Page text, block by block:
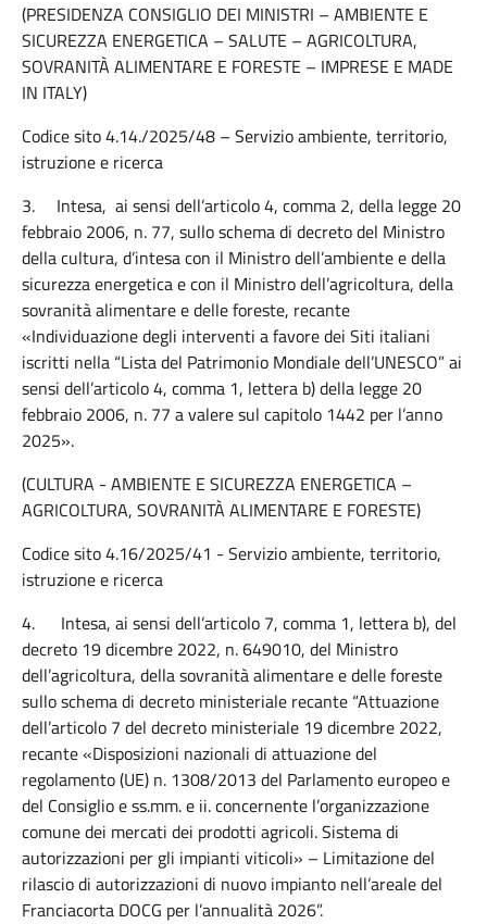
(PRESIDENZA CONSIGLIO DEI MINISTRI – AMBIENTE E
SICUREZZA ENERGETICA – SALUTE – AGRICOLTURA,
SOVRANITÀ ALIMENTARE E FORESTE – IMPRESE E MADE
IN ITALY)
Codice sito 4.14./2025/48 – Servizio ambiente, territorio,
istruzione e ricerca
3. Intesa, ai sensi dell’articolo 4, comma 2, della legge 20
febbraio 2006, n. 77, sullo schema di decreto del Ministro
della cultura, d’intesa con il Ministro dell’ambiente e della
sicurezza energetica e con il Ministro dell’agricoltura, della
sovranità alimentare e delle foreste, recante
«Individuazione degli interventi a favore dei Siti italiani
iscritti nella “Lista del Patrimonio Mondiale dell’UNESCO” ai
sensi dell’articolo 4, comma 1, lettera b) della legge 20
febbraio 2006, n. 77 a valere sul capitolo 1442 per l’anno
2025».
(CULTURA - AMBIENTE E SICUREZZA ENERGETICA –
AGRICOLTURA, SOVRANITÀ ALIMENTARE E FORESTE)
Codice sito 4.16/2025/41 - Servizio ambiente, territorio,
istruzione e ricerca
4. Intesa, ai sensi dell’articolo 7, comma 1, lettera b), del
decreto 19 dicembre 2022, n. 649010, del Ministro
dell’agricoltura, della sovranità alimentare e delle foreste
sullo schema di decreto ministeriale recante “Attuazione
dell’articolo 7 del decreto ministeriale 19 dicembre 2022,
recante «Disposizioni nazionali di attuazione del
regolamento (UE) n. 1308/2013 del Parlamento europeo e
del Consiglio e ss.mm. e ii. concernente l’organizzazione
comune dei mercati dei prodotti agricoli. Sistema di
autorizzazioni per gli impianti viticoli» – Limitazione del
rilascio di autorizzazioni di nuovo impianto nell’areale del
Franciacorta DOCG per l’annualità 2026”.